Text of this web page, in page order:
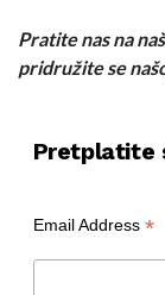
Pratite nas na
pridružite se
Pretplatite
Email Address *